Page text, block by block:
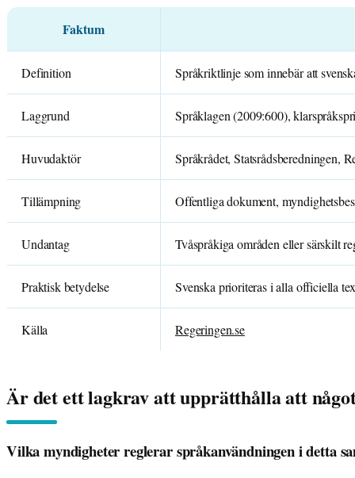
Faktum
Definition Språkriktlinje som innebär att
Laggrund Språklagen (2009:600),
Huvudaktör Språkrådet, Statsrådsberedningen,
Tillämpning Offentliga dokument,
Undantag Tvåspråkiga områden eller särskilt
Praktisk betydelse Svenska prioriteras i alla officiella
Källa Regeringen.se
Är det ett lagkrav att upprätthålla att
Vilka myndigheter reglerar språkanvändningen i detta